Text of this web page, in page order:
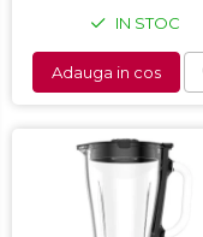
IN STOC
Adauga in cos